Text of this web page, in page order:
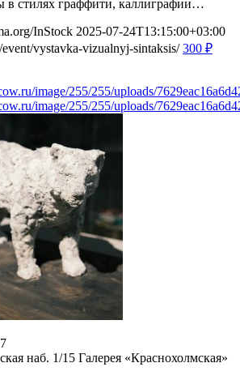
в стилях граффити, каллиграфии…
InStock 2025-07-24T13:15:00+03:00
vystavka-vizualnyj-sintaksis/ 300 ₽
image/255/255/uploads/
image/255/255/uploads/
наб. 1/15 Галерея «Краснохолмская»